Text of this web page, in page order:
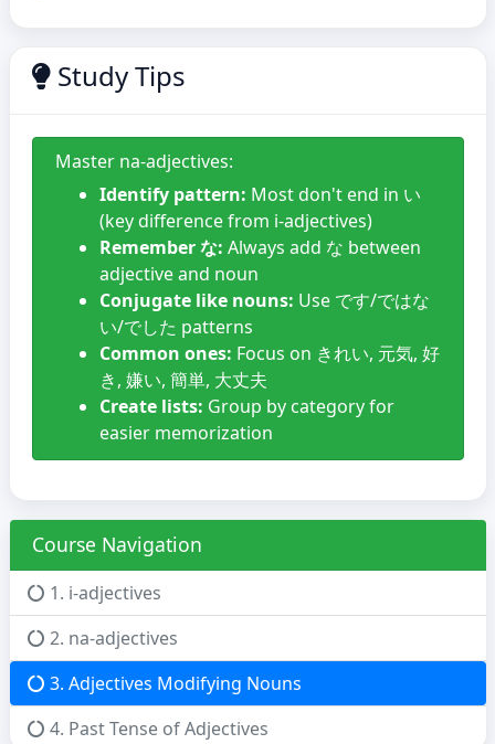
Study Tips
Master na-adjectives:
Identify pattern: Most don't end in い
(key difference from i-adjectives)
Remember な: Always add な between
adjective and noun
Conjugate like nouns: Use です/ではな
い/でした patterns
Common ones: Focus on きれい, 元気, 好
き, 嫌い, 簡単, 大丈夫
Create lists: Group by category for
easier memorization
Course Navigation
1. i-adjectives
2. na-adjectives
3. Adjectives Modifying Nouns
4. Past Tense of Adjectives